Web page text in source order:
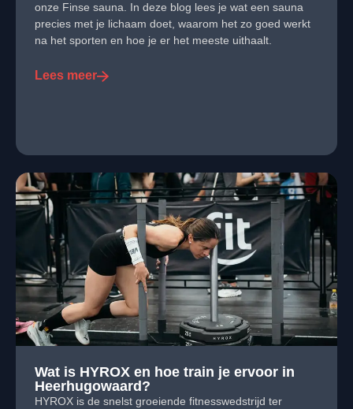
onze Finse sauna. In deze blog lees je wat een sauna
precies met je lichaam doet, waarom het zo goed werkt
na het sporten en hoe je er het meeste uithaalt.
Lees meer
Wat is HYROX en hoe train je ervoor in
Heerhugowaard?
HYROX is de snelst groeiende fitnesswedstrijd ter